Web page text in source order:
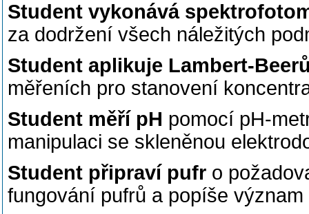
Student vykonává
za dodržení všech náležitých
Student aplikuje Lambert-
měřeních pro stanovení
Student měří pH pomocí pH-
manipulaci se skleněnou
Student připraví pufr o
fungování pufrů a popíše